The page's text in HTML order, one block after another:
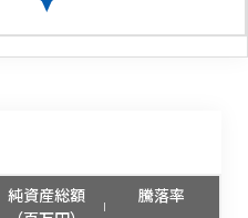
純資産総額
騰落率